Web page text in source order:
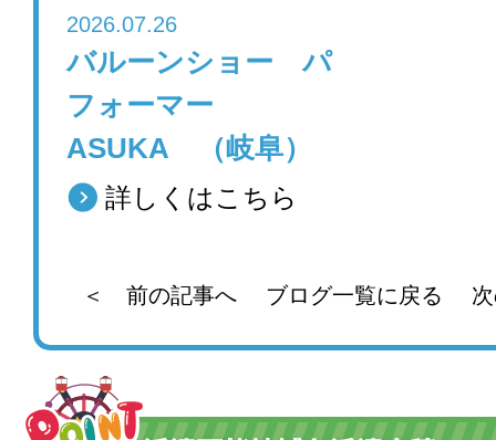
2026.07.26
バルーンショー パ
フォーマー
ASUKA （岐阜）
詳しくはこちら
＜ 前の記事へ ブログ一覧に戻る